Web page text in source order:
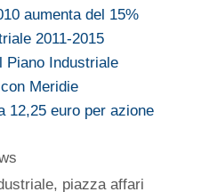
aumenta del 15%
2011-2015
Piano Industriale
Meridie
12,25 euro per azione
, piazza affari